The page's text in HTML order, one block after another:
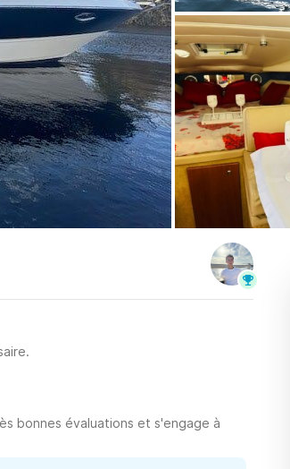
bonnes évaluations et s'engage à